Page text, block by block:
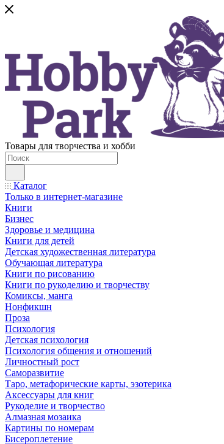
Товары для творчества и хобби
Каталог
Только в интернет-магазине
Книги
Бизнес
Здоровье и медицина
Книги для детей
Детская художественная литература
Обучающая литература
Книги по рисованию
Книги по рукоделию и творчеству
Комиксы, манга
Нонфикшн
Проза
Психология
Детская психология
Психология общения и отношений
Личностный рост
Саморазвитие
Таро, метафорические карты, эзотерика
Аксессуары для книг
Рукоделие и творчество
Алмазная мозаика
Картины по номерам
Бисероплетение